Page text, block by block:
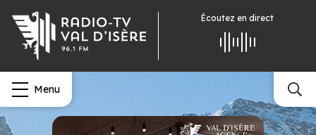
Écoutez en direct
Menu